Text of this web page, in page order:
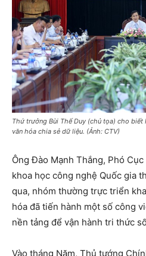
Thứ trưởng Bùi Thế Duy (chủ tọa) cho
văn hóa chia sẻ dữ liệu. (Ảnh: CTV)
Ông Đào Mạnh Thắng, Phó
khoa học công nghệ Quốc gia
qua, nhóm thường trực triển
hóa đã tiến hành một số công
nền tảng để vận hành tri thức
Vào tháng Năm, Thủ tướng